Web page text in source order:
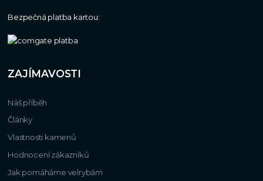
Bezpečná platba kartou:
ZAJÍMAVOSTI
Náš příběh
Články
Vlastnosti kamenů
Hodnocení zákazníků
Jak pomáháme velrybám